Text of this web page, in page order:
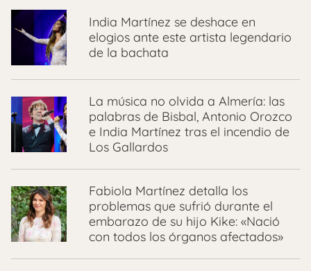
India Martínez se deshace en
elogios ante este artista legendario
de la bachata
La música no olvida a Almería: las
palabras de Bisbal, Antonio Orozco
e India Martínez tras el incendio de
Los Gallardos
Fabiola Martínez detalla los
problemas que sufrió durante el
embarazo de su hijo Kike: «Nació
con todos los órganos afectados»